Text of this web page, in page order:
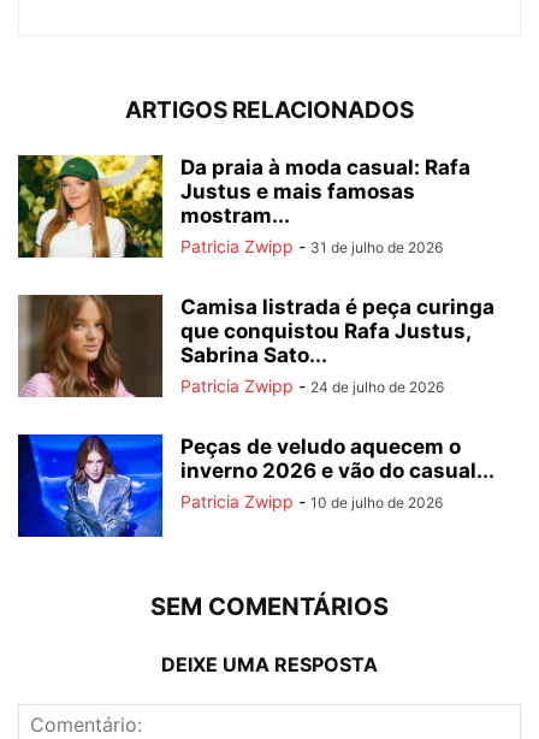
ARTIGOS RELACIONADOS
Da praia à moda casual: Rafa
Justus e mais famosas
mostram...
Patricia Zwipp - 31 de julho de 2026
Camisa listrada é peça curinga
que conquistou Rafa Justus,
Sabrina Sato...
Patricia Zwipp - 24 de julho de 2026
Peças de veludo aquecem o
inverno 2026 e vão do casual...
Patricia Zwipp - 10 de julho de 2026
SEM COMENTÁRIOS
DEIXE UMA RESPOSTA